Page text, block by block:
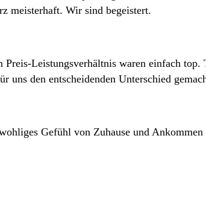
meisterhaft. Wir sind begeistert.
Leistungsverhältnis waren einfach
uns den entscheidenden Unterschied
Gefühl von Zuhause und